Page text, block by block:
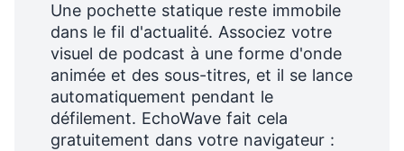
Une pochette statique reste immobile
dans le fil d'actualité. Associez votre
visuel de podcast à une forme d'onde
animée et des sous-titres, et il se lance
automatiquement pendant le
défilement. EchoWave fait cela
gratuitement dans votre navigateur :